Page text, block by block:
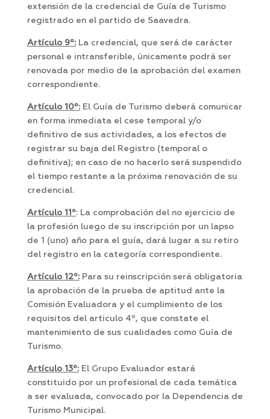
extensión de la credencial de Guía de Turismo
registrado en el partido de Saavedra.
Artículo 9º:La credencial, que será de carácter
personal e intransferible, únicamente podrá ser
renovada por medio de la aprobación del examen
correspondiente.
Artículo 10º:El Guía de Turismo deberá comunicar
en forma inmediata el cese temporal y/o
definitivo de sus actividades, a los efectos de
registrar su baja del Registro (temporal o
definitiva); en caso de no hacerlo será suspendido
el tiempo restante a la próxima renovación de su
credencial.
Artículo 11º: La comprobación del no ejercicio de
la profesión luego de su inscripción por un lapso
de 1 (uno) año para el guía, dará lugar a su retiro
del registro en la categoría correspondiente.
Artículo 12º:Para su reinscripción será obligatoria
la aprobación de la prueba de aptitud ante la
Comisión Evaluadora y el cumplimiento de los
requisitos del articulo 4º, que constate el
mantenimiento de sus cualidades como Guía de
Turismo.
Artículo 13º:El Grupo Evaluador estará
constituido por un profesional de cada temática
a ser evaluada, convocado por la Dependencia de
Turismo Municipal.